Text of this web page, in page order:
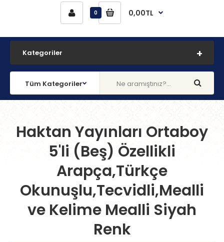
0 0,00TL
Kategoriler
Haktan Yayınları Ortaboy
5'li (Beş) Özellikli
Arapça,Türkçe
Okunuşlu,Tecvidli,Mealli
ve Kelime Mealli Siyah
Renk